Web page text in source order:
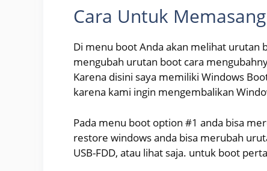
Cara Untuk
Di menu boot Anda akan melihat urutan
mengubah urutan boot cara
Karena disini saya memiliki Windows
karena kami ingin mengembalikan
Pada menu boot option #1 anda bisa
restore windows anda bisa merubah
USB-FDD, atau lihat saja. untuk boot